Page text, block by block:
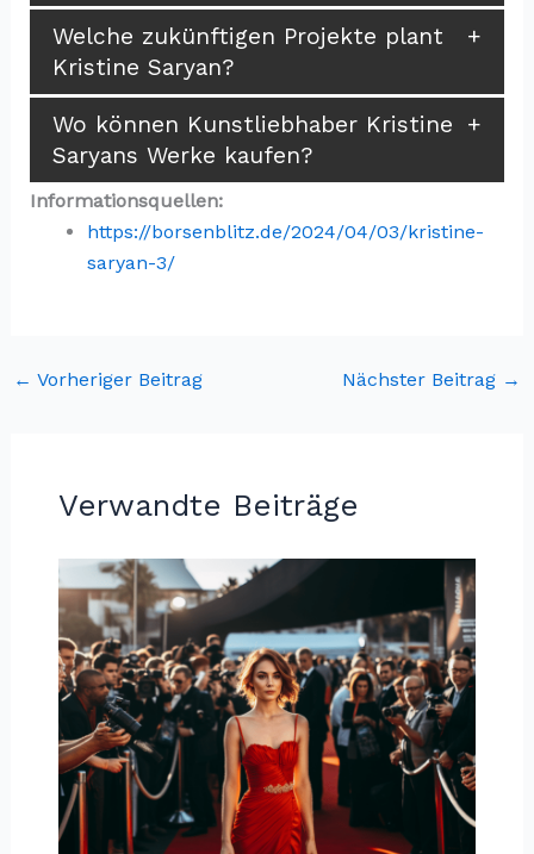
Welche zukünftigen Projekte plant
Kristine Saryan?
Wo können Kunstliebhaber Kristine
Saryans Werke kaufen?
Informationsquellen:
https://borsenblitz.de/2024/04/03/kristine-
saryan-3/
← Vorheriger Beitrag Nächster Beitrag →
Verwandte Beiträge